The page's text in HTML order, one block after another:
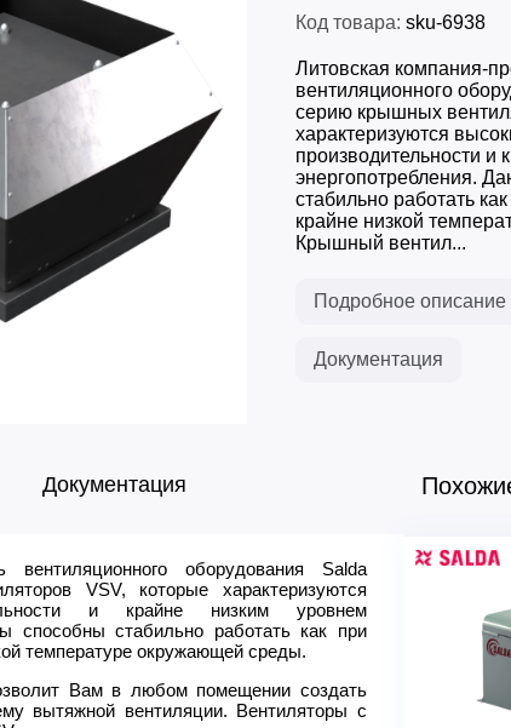
Код товара: sku-6938
Литовская компания-
вентиляционного
серию крышных
характеризуются
производительности и
энергопотребления.
стабильно работать
крайне низкой
Крышный вентил...
Подробное описание
Документация
Документация
вентиляционного оборудования Salda
VSV, которые характеризуются
и крайне низким уровнем
способны стабильно работать как при
температуре окружающей среды.
Вам в любом помещении создать
вытяжной вентиляции. Вентиляторы с
Модель
Расход
Мощность,
Частота